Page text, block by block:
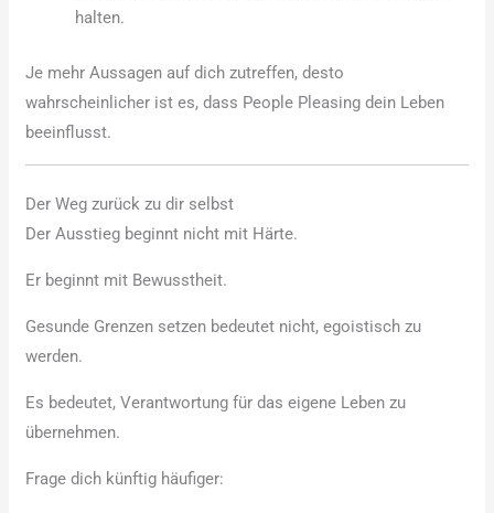
halten.
Je mehr Aussagen auf dich zutreffen, desto
wahrscheinlicher ist es, dass People Pleasing dein Leben
beeinflusst.
Der Weg zurück zu dir selbst
Der Ausstieg beginnt nicht mit Härte.
Er beginnt mit Bewusstheit.
Gesunde Grenzen setzen bedeutet nicht, egoistisch zu
werden.
Es bedeutet, Verantwortung für das eigene Leben zu
übernehmen.
Frage dich künftig häufiger: